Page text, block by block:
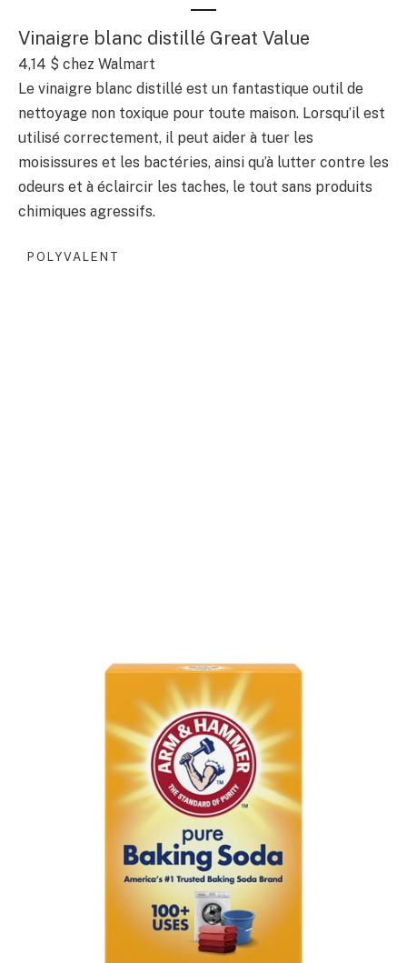
Vinaigre blanc distillé Great Value
4,14 $ chez Walmart
Le vinaigre blanc distillé est un fantastique outil de
nettoyage non toxique pour toute maison. Lorsqu’il est
utilisé correctement, il peut aider à tuer les
moisissures et les bactéries, ainsi qu’à lutter contre les
odeurs et à éclaircir les taches, le tout sans produits
chimiques agressifs.
POLYVALENT